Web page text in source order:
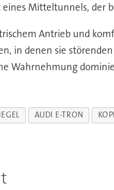
Mitteltunnels, der
Antrieb und
in denen sie
Wahrnehmung
AUDI E-TRON